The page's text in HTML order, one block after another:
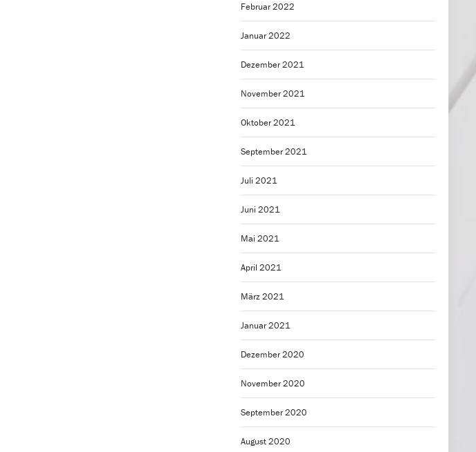
Februar 2022
Januar 2022
Dezember 2021
November 2021
Oktober 2021
September 2021
Juli 2021
Juni 2021
Mai 2021
April 2021
März 2021
Januar 2021
Dezember 2020
November 2020
September 2020
August 2020